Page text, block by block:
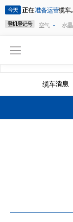
今天 正在准备运营缆车。
登机登记号
空气 - 水晶
缆车消息